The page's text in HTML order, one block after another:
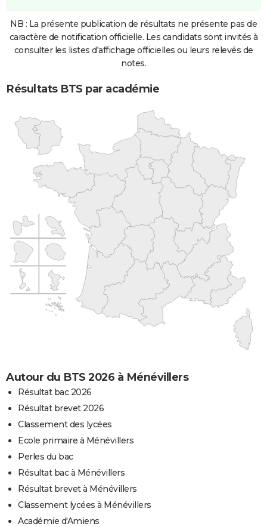
NB : La présente publication de résultats ne présente pas de
caractère de notification officielle. Les candidats sont invités à
consulter les listes d'affichage officielles ou leurs relevés de
notes.
Résultats BTS par académie
Autour du BTS 2026 à Ménévillers
Résultat bac 2026
Résultat brevet 2026
Classement des lycées
Ecole primaire à Ménévillers
Perles du bac
Résultat bac à Ménévillers
Résultat brevet à Ménévillers
Classement lycées à Ménévillers
Académie d'Amiens